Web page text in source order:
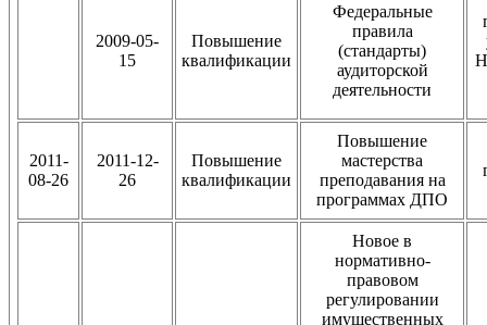
2009-05-
15
Повышение
квалификации
Федеральные
правила
(стандарты)
аудиторской
деятельности
2011-
08-26
2011-12-
26
Повышение
квалификации
Повышение
мастерства
преподавания на
программах ДПО
Новое в
нормативно-
правовом
регулировании
имущественных